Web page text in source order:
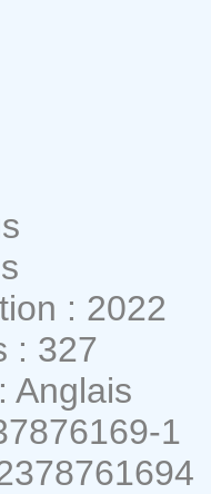
: 2022
: 327
Anglais
1